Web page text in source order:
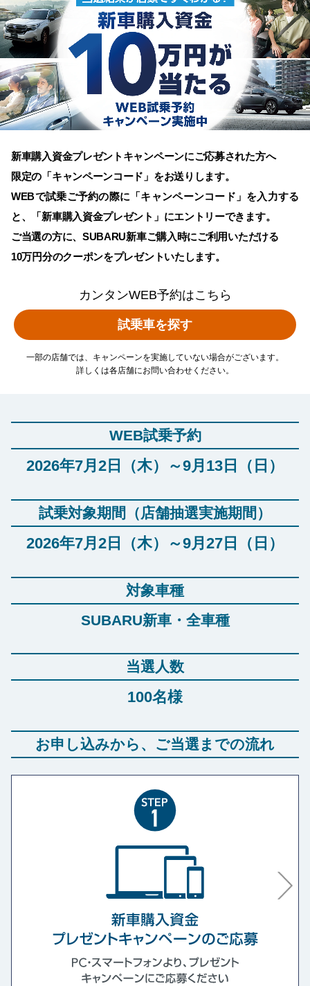
新車購入資金プレゼントキャンペーンにご応募された方へ
限定の「キャンペーンコード」をお送りします。
WEBで試乗ご予約の際に「キャンペーンコード」を入力する
と、「新車購入資金プレゼント」にエントリーできます。
ご当選の方に、SUBARU新車ご購入時にご利用いただける
10万円分のクーポンをプレゼントいたします。
カンタンWEB予約はこちら
試乗車を探す
一部の店舗では、キャンペーンを実施していない場合がございます。
詳しくは各店舗にお問い合わせください。
WEB試乗予約
2026年7月2日（木）～9月13日（日）
試乗対象期間（店舗抽選実施期間）
2026年7月2日（木）～9月27日（日）
対象車種
SUBARU新車・全車種
当選人数
100名様
お申し込みから、ご当選までの流れ